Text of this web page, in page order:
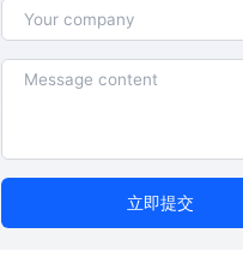
立即提交